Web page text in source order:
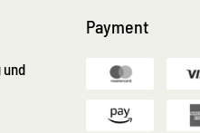
Payment